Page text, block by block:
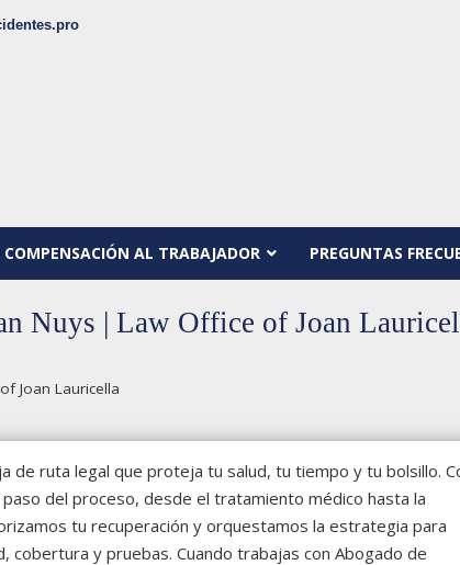
COMPENSACIÓN AL TRABAJADOR PREGUNTAS
Nuys | Law Office of Joan
Joan Lauricella
de ruta legal que proteja tu salud, tu tiempo y tu bolsillo.
del proceso, desde el tratamiento médico hasta la
tu recuperación y orquestamos la estrategia para
cobertura y pruebas. Cuando trabajas con Abogado de